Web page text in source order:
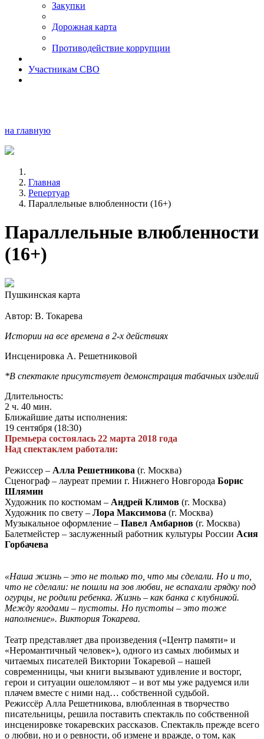
Закупки
Дорожная карта
Противодействие коррупции
Участникам СВО
на главную
Главная
Репертуар
Параллельные влюбленности (16+)
Параллельные влюбленности
(16+)
Пушкинская карта
Автор: В. Токарева
Истории на все времена в 2-х действиях
Инсценировка А. Решетниковой
*В спектакле присутствует демонстрация табачных изделий
Длительность:
2 ч. 40 мин.
Ближайшие даты исполнения:
19 сентября (18:30)
Премьера состоялась 22 марта 2018 года
Над спектаклем работали:
Режиссер – Алла Решетникова (г. Москва)
Сценограф – лауреат премии г. Нижнего Новгорода Борис
Шлямин
Художник по костюмам – Андрей Климов (г. Москва)
Художник по свету – Лора Максимова (г. Москва)
Музыкальное оформление – Павел Амбарнов (г. Москва)
Балетмейстер – заслуженный работник культуры России Асия
Горбачева
«Наша жизнь – это не только то, что мы сделали. Но и то,
что не сделали: не пошли на зов любви, не вспахали грядку под
огурцы, не родили ребенка. Жизнь – как банка с клубникой.
Между ягодами – пустоты. Но пустоты – это тоже
наполнение». Виктория Токарева.
Театр представляет два произведения («Центр памяти» и
«Неромантичный человек»), одного из самых любимых и
читаемых писателей Виктории Токаревой – нашей
современницы, чьи книги вызывают удивление и восторг,
герои и ситуации ошеломляют – и вот мы уже радуемся или
плачем вместе с ними над… собственной судьбой.
Режиссёр Алла Решетникова, влюбленная в творчество
писательницы, решила поставить спектакль по собственной
инсценировке токаревских рассказов. Спектакль прежде всего
о любви, но и о ревности, об измене и вражде, о том, как